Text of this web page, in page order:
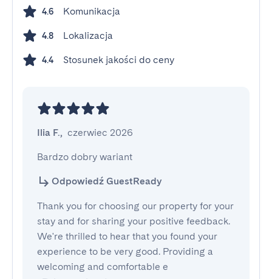
4.6 Komunikacja
4.8 Lokalizacja
4.4 Stosunek jakości do ceny
Ilia F., czerwiec 2026
Bardzo dobry wariant
Odpowiedź GuestReady
Thank you for choosing our property for your
stay and for sharing your positive feedback.
We're thrilled to hear that you found your
experience to be very good. Providing a
welcoming and comfortable e